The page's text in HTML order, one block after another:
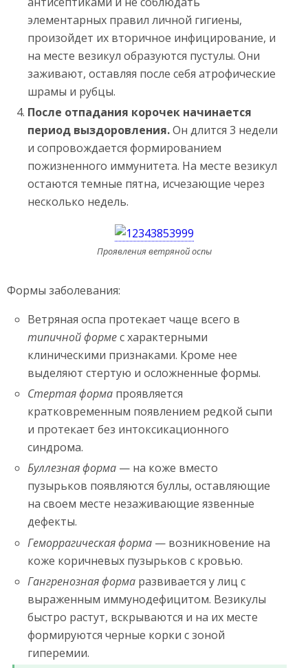
элементарных правил личной гигиены,
произойдет их вторичное инфицирование, и
на месте везикул образуются пустулы. Они
заживают, оставляя после себя атрофические
шрамы и рубцы.
После отпадания корочек начинается
период выздоровления.Он длится 3 недели
и сопровождается формированием
пожизненного иммунитета. На месте везикул
остаются темные пятна, исчезающие через
несколько недель.
Проявления ветряной оспы
Формы заболевания:
Ветряная оспа протекает чаще всего в
типичной формес характерными
клиническими признаками. Кроме нее
выделяют стертую и осложненные формы.
Стертая форма проявляется
кратковременным появлением редкой сыпи
и протекает без интоксикационного
синдрома.
Буллезная форма — на коже вместо
пузырьков появляются буллы, оставляющие
на своем месте незаживающие язвенные
дефекты.
Геморрагическая форма — возникновение на
коже коричневых пузырьков с кровью.
Гангренозная форма развивается у лиц с
выраженным иммунодефицитом. Везикулы
быстро растут, вскрываются и на их месте
формируются черные корки с зоной
гиперемии.